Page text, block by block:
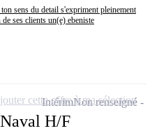
sens du detail s'expriment pleinement
ses clients un(e) ebeniste
H/F
IntérimNon renseigné
cette offre à ma sélection